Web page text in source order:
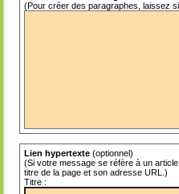
(Pour créer des paragraphes, laissez
Lien hypertexte (optionnel)
(Si votre message se réfère à un
titre de la page et son adresse URL.)
Titre :